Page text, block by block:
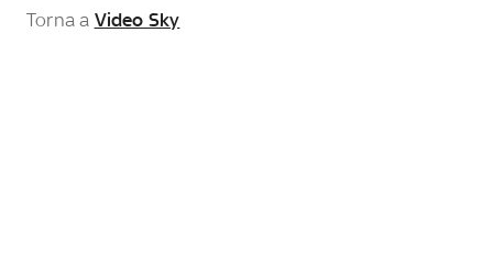
Torna a Video Sky